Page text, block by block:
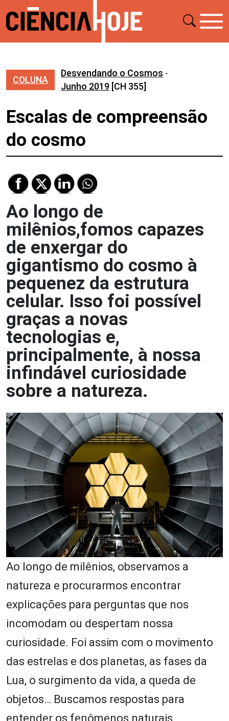
COLUNA
Desvendando o Cosmos -
Junho 2019 [CH 355]
Escalas de compreensão
do cosmo
Ao longo de
milênios,fomos capazes
de enxergar do
gigantismo do cosmo à
pequenez da estrutura
celular. Isso foi possível
graças a novas
tecnologias e,
principalmente, à nossa
infindável curiosidade
sobre a natureza.
Ao longo de milênios, observamos a
natureza e procurarmos encontrar
explicações para perguntas que nos
incomodam ou despertam nossa
curiosidade. Foi assim com o movimento
das estrelas e dos planetas, as fases da
Lua, o surgimento da vida, a queda de
objetos… Buscamos respostas para
entender os fenômenos naturais.